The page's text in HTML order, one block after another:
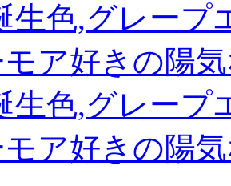
生色,グレープ
ア好きの陽
生色,グレープ
ア好きの陽